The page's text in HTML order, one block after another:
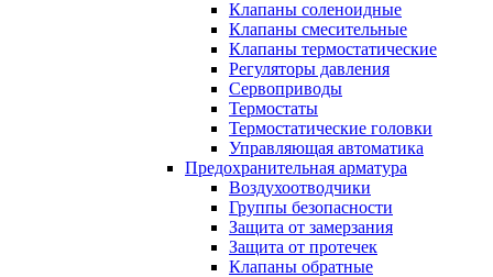
Клапаны соленоидные
Клапаны смесительные
Клапаны термостатические
Регуляторы давления
Сервоприводы
Термостаты
Термостатические головки
Управляющая автоматика
Предохранительная арматура
Воздухоотводчики
Группы безопасности
Защита от замерзания
Защита от протечек
Клапаны обратные